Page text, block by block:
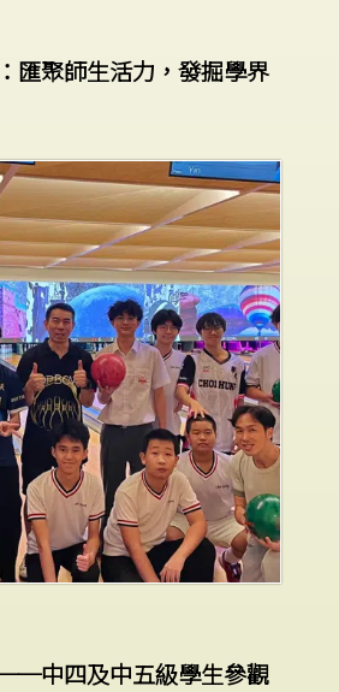
匯聚師生活力，發掘學界
中四及中五級學生參觀